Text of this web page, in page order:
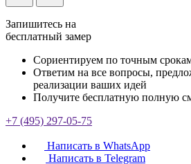
Запишитесь на
бесплатный замер
Сориентируем по точным
Ответим на все вопросы,
реализации ваших идей
Получите бесплатную полную
+7 (495) 297-05-75
Написать в WhatsApp
Написать в Telegram